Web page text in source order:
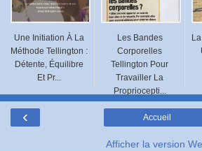
Une Initiation À La
Méthode Tellington :
Détente, Équilibre
Et Pr...
Les Bandes
Corporelles
Tellington Pour
Travailler La
Propriocepti...
‹ Accueil
Afficher la version